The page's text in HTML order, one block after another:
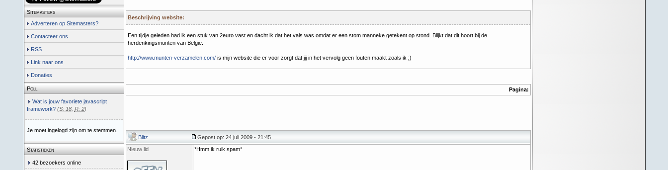
Sitemasters
Adverteren op Sitemasters?
Contacteer ons
RSS
Link naar ons
Donaties
Poll
Wat is jouw favoriete javascript
framework? (S: 18, R: 2)
Je moet ingelogd zijn om te stemmen.
Statistieken
42 bezoekers online
Beschrijving website:
Een tijdje geleden had ik een stuk van 2euro vast en dacht ik dat het vals was omdat er een stom manneke getekent op stond. Blijkt dat dit hoort bij de
herdenkingsmunten van Belgie.
http://www.munten-verzamelen.com/is mijn website die er voor zorgt dat jij in het vervolg geen fouten maakt zoals ik ;)
Pagina:
Blitz
Gepost op: 24 juli 2009 - 21:45
Nieuw lid
*Hmm ik ruik spam*